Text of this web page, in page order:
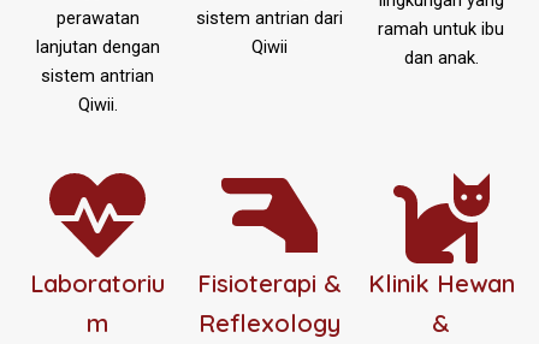
perawatan
lanjutan dengan
sistem antrian
Qiwii.
sistem antrian dari
Qiwii
ramah untuk ibu
dan anak.
Laboratoriu
m
Fisioterapi &
Reflexology
Klinik Hewan
&